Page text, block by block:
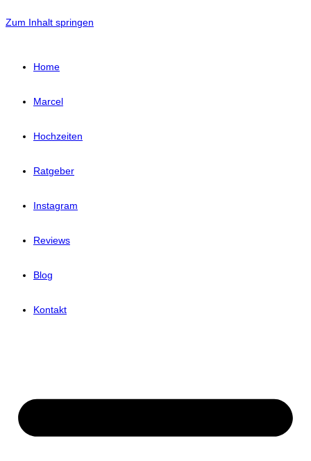
Zum Inhalt springen
Home
Marcel
Hochzeiten
Ratgeber
Instagram
Reviews
Blog
Kontakt